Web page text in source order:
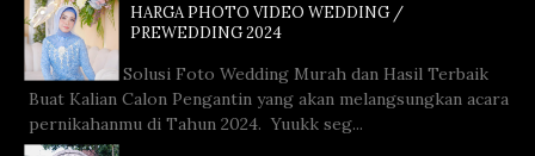
HARGA PHOTO VIDEO WEDDING /
PREWEDDING 2024
Solusi Foto Wedding Murah dan Hasil Terbaik
Buat Kalian Calon Pengantin yang akan melangsungkan acara
pernikahanmu di Tahun 2024. Yuukk seg...